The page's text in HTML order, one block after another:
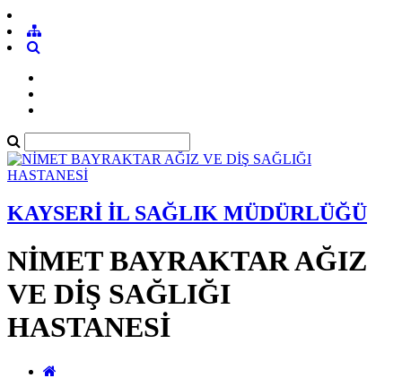
KAYSERİ İL SAĞLIK MÜDÜRLÜĞÜ
NİMET BAYRAKTAR AĞIZ
VE DİŞ SAĞLIĞI
HASTANESİ